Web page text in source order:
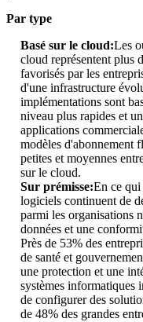
Par type
Basé sur le cloud:Les
cloud représentent plus
favorisés par les
d'une infrastructure
implémentations sont
niveau plus rapides et
applications
modèles d'abonnement
petites et moyennes
sur le cloud.
Sur prémisse:En ce qui
logiciels continuent de
parmi les organisations
données et une
Près de 53% des
de santé et
une protection et une
systèmes informatiques
de configurer des
de 48% des grandes